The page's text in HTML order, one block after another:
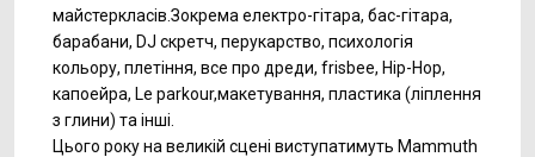
майстеркласів.Зокрема електро-гітара, бас-гітара,
барабани, DJ скретч, перукарство, психологія
кольору, плетіння, все про дреди, frisbee, Hip-Hop,
капоейра, Le parkour,макетування, пластика (ліплення
з глини) та інші.
Цього року на великій сцені виступатимуть Mammuth